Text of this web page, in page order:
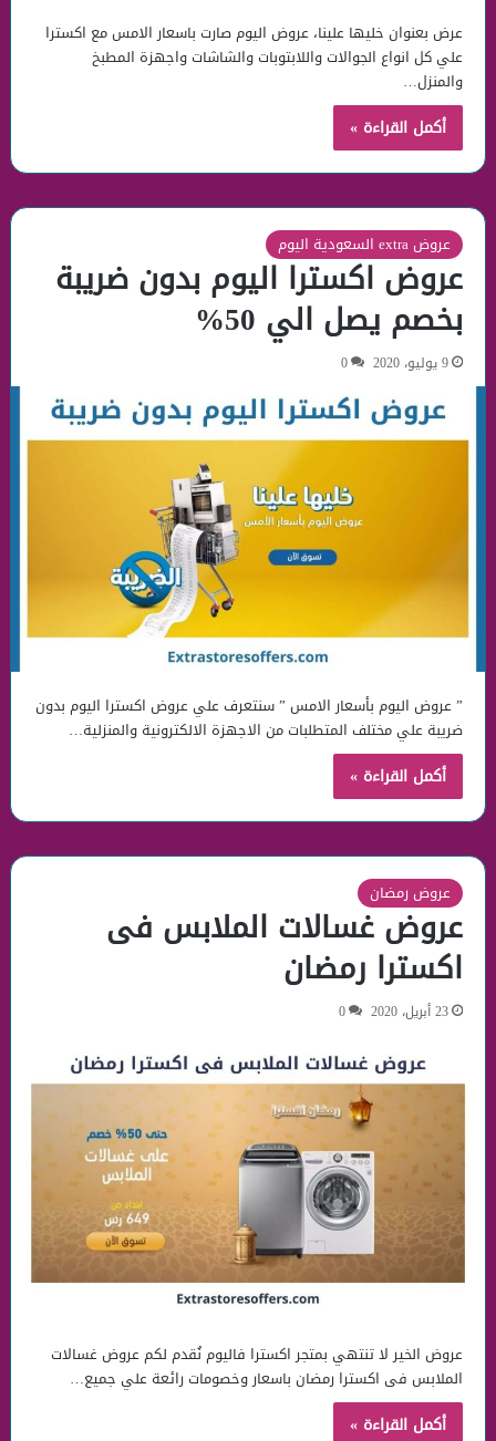
عرض بعنوان خليها علينا، عروض اليوم صارت باسعار الامس مع اكسترا
علي كل انواع الجوالات واللابتوبات والشاشات واجهزة المطبخ
والمنزل…
أكمل القراءة »
عروض extra السعودية اليوم
عروض اكسترا اليوم بدون ضريبة
بخصم يصل الي 50%
9 يوليو، 2020 0
” عروض اليوم بأسعار الامس ” سنتعرف علي عروض اكسترا اليوم بدون
ضريبة علي مختلف المتطلبات من الاجهزة الالكترونية والمنزلية…
أكمل القراءة »
عروض رمضان
عروض غسالات الملابس فى
اكسترا رمضان
23 أبريل، 2020 0
عروض الخير لا تنتهي بمتجر اكسترا فاليوم نُقدم لكم عروض غسالات
الملابس فى اكسترا رمضان باسعار وخصومات رائعة علي جميع…
أكمل القراءة »